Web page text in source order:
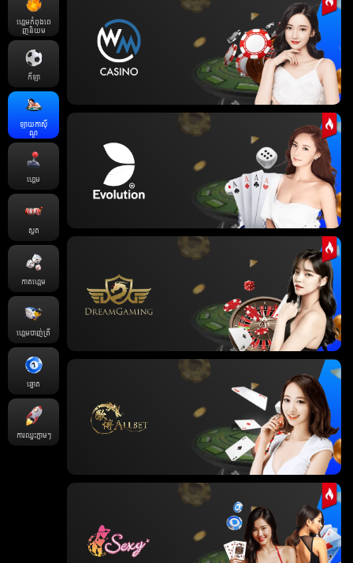
ហ្គេមកំពុងពេ
ញនិយម
កីឡា
ឡាយកាសុី
ណូ
ហ្គេម
ស្លត
កាតហ្គេម
ហ្គេមបាញ់ត្រី
ឆ្នោត
ការឈ្នះភ្លាមៗ